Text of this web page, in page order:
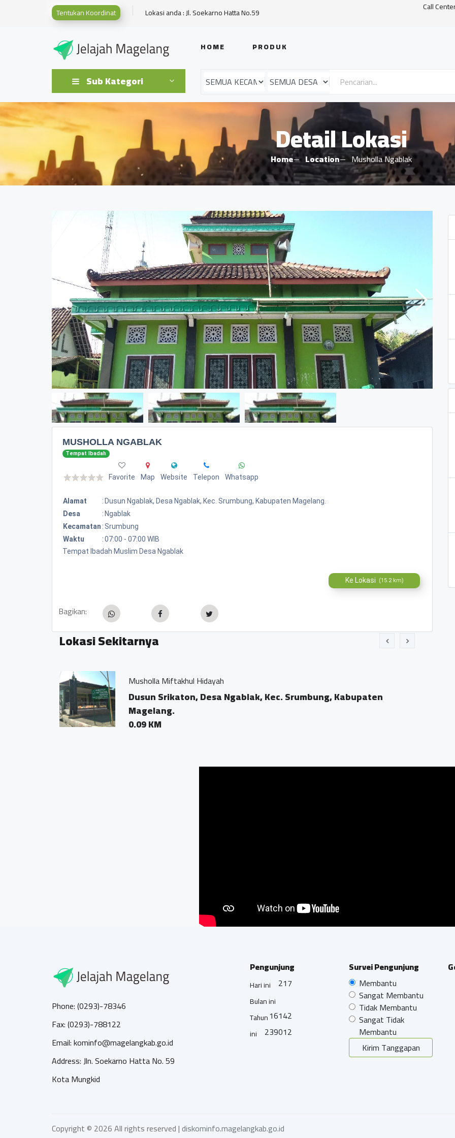
Tentukan Koordinat Lokasi anda : Jl. Soekarno Hatta No.59 Call
HOME PRODUK
Sub Kategori
Detail Lokasi
Home Location Musholla Ngablak
MUSHOLLA NGABLAK
Tempat Ibadah
Favorite Map Website Telepon Whatsapp
Alamat : Dusun Ngablak, Desa Ngablak, Kec. Srumbung, Kabupaten Magelang.
Desa
: Ngablak
Kecamatan : Srumbung
Waktu
:07:00 - 07:00 WIB
Tempat Ibadah Muslim Desa Ngablak
Ke Lokasi (15.2 km)
Bagikan:
Lokasi Sekitarnya
Musholla Miftakhul Hidayah
Dusun Srikaton, Desa Ngablak, Kec. Srumbung, Kabupaten
Magelang.
0.09 KM
Phone: (0293)-78346
Fax: (0293)-788122
Email: kominfo@magelangkab.go.id
Address: Jln. Soekarno Hatta No. 59
Kota Mungkid
Pengunjung
Hari ini 217
Bulan ini
16142
Tahun
ini
239012
Survei Pengunjung
Membantu
Sangat Membantu
Tidak Membantu
Sangat Tidak
Membantu
Kirim Tanggapan
Copyright © 2026 All rights reserved |diskominfo.magelangkab.go.id